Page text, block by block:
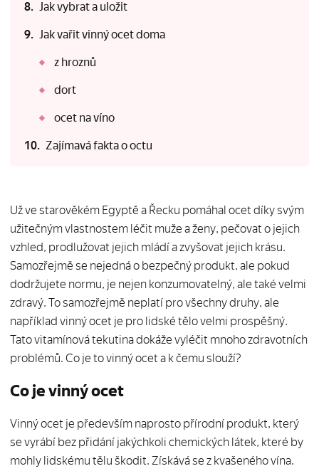
Jak vybrat a uložit
Jak vařit vinný ocet doma
z hroznů
dort
ocet na víno
Zajímavá fakta o octu
Už ve starověkém Egyptě a Řecku pomáhal ocet díky svým
užitečným vlastnostem léčit muže a ženy, pečovat o jejich
vzhled, prodlužovat jejich mládí a zvyšovat jejich krásu.
Samozřejmě se nejedná o bezpečný produkt, ale pokud
dodržujete normu, je nejen konzumovatelný, ale také velmi
zdravý. To samozřejmě neplatí pro všechny druhy, ale
například vinný ocet je pro lidské tělo velmi prospěšný.
Tato vitamínová tekutina dokáže vyléčit mnoho zdravotních
problémů. Co je to vinný ocet a k čemu slouží?
Co je vinný ocet
Vinný ocet je především naprosto přírodní produkt, který
se vyrábí bez přidání jakýchkoli chemických látek, které by
mohly lidskému tělu škodit. Získává se z kvašeného vína.